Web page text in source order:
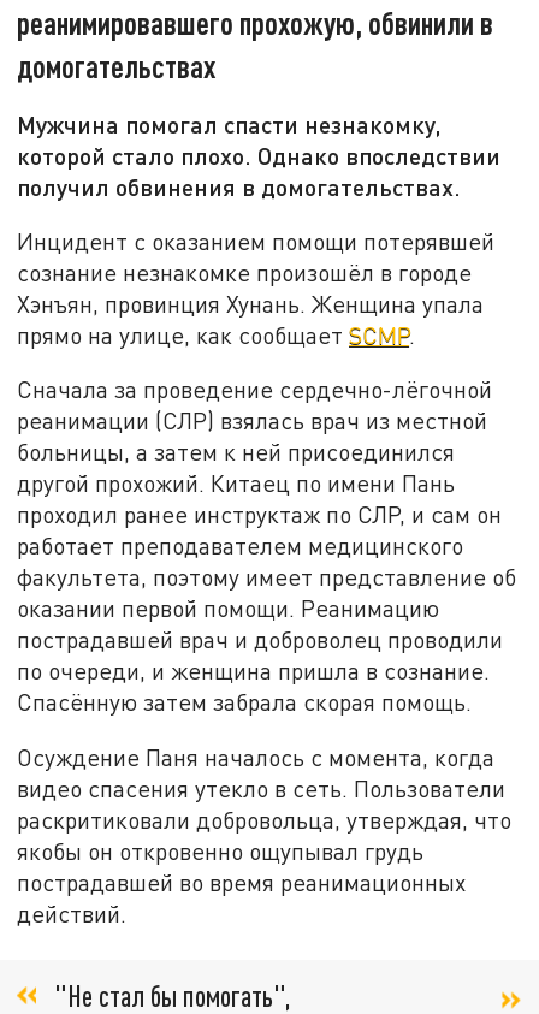
реанимировавшего прохожую, обвинили в
домогательствах
Мужчина помогал спасти незнакомку,
которой стало плохо. Однако впоследствии
получил обвинения в домогательствах.
Инцидент с оказанием помощи потерявшей
сознание незнакомке произошёл в городе
Хэнъян, провинция Хунань. Женщина упала
прямо на улице, как сообщаетSCMP.
Сначала за проведение сердечно-лёгочной
реанимации (СЛР) взялась врач из местной
больницы, а затем к ней присоединился
другой прохожий. Китаец по имени Пань
проходил ранее инструктаж по СЛР, и сам он
работает преподавателем медицинского
факультета, поэтому имеет представление об
оказании первой помощи. Реанимацию
пострадавшей врач и доброволец проводили
по очереди, и женщина пришла в сознание.
Спасённую затем забрала скорая помощь.
Осуждение Паня началось с момента, когда
видео спасения утекло в сеть. Пользователи
раскритиковали добровольца, утверждая, что
якобы он откровенно ощупывал грудь
пострадавшей во время реанимационных
действий.
"Не стал бы помогать",